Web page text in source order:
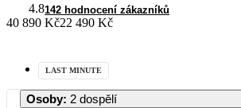
4.8142 hodnocení zákazníků
40 890 Kč22 490 Kč
LAST MINUTE
Osoby: 2 dospělí